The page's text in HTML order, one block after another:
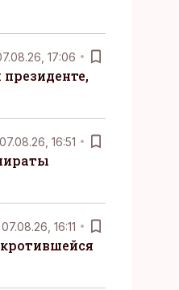
17:06
07.08.26, 16:51
07.08.26, 16:11